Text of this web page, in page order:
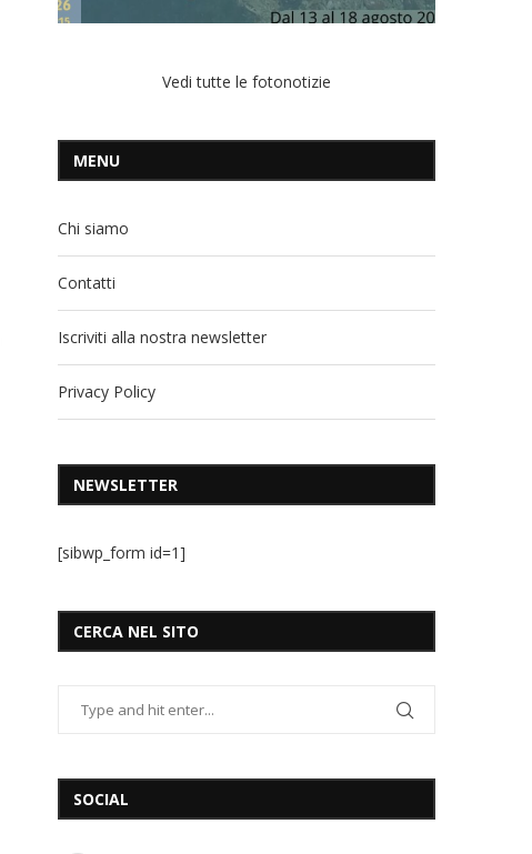
Vedi tutte le fotonotizie
MENU
Chi siamo
Contatti
Iscriviti alla nostra newsletter
Privacy Policy
NEWSLETTER
[sibwp_form id=1]
CERCA NEL SITO
SOCIAL